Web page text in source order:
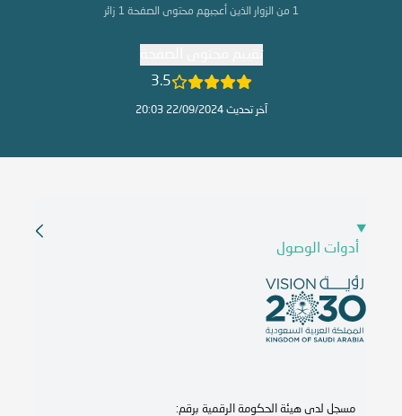
1 من الزوار الذين أعجبهم محتوى الصفحة1 زائر
3.5
آخر تحديث 22/09/2024 20:03
أدوات الوصول
مسجل لدى هيئة الحكومة الرقمية برقم: